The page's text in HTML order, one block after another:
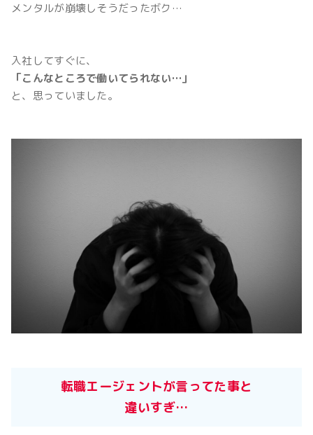
メンタルが崩壊しそうだったボク…
入社してすぐに、
「こんなところで働いてられない…」
と、思っていました。
転職エージェントが言ってた事と
違いすぎ…